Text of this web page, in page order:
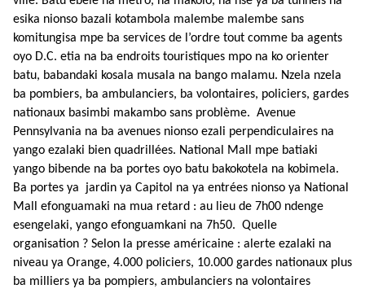
esika nionso bazali kotambola malembe malembe sans
komitungisa mpe ba services de l’ordre tout comme ba agents
oyo D.C. etia na ba endroits touristiques mpo na ko orienter
batu, babandaki kosala musala na bango malamu. Nzela nzela
ba pombiers, ba ambulanciers, ba volontaires, policiers, gardes
nationaux basimbi makambo sans problème. Avenue
Pennsylvania na ba avenues nionso ezali perpendiculaires na
yango ezalaki bien quadrillées. National Mall mpe batiaki
yango bibende na ba portes oyo batu bakokotela na kobimela.
Ba portes ya jardin ya Capitol na ya entrées nionso ya National
Mall efonguamaki na mua retard : au lieu de 7h00 ndenge
esengelaki, yango efonguamkani na 7h50. Quelle
organisation ? Selon la presse américaine : alerte ezalaki na
niveau ya Orange, 4.000 policiers, 10.000 gardes nationaux plus
ba milliers ya ba pompiers, ambulanciers na volontaires